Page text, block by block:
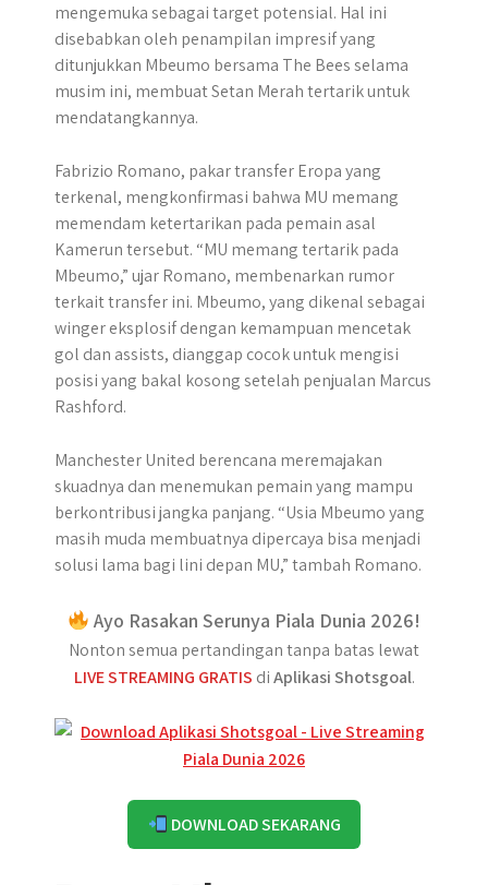
mengemuka sebagai target potensial. Hal ini
disebabkan oleh penampilan impresif yang
ditunjukkan Mbeumo bersama The Bees selama
musim ini, membuat Setan Merah tertarik untuk
mendatangkannya.
Fabrizio Romano, pakar transfer Eropa yang
terkenal, mengkonfirmasi bahwa MU memang
memendam ketertarikan pada pemain asal
Kamerun tersebut. “MU memang tertarik pada
Mbeumo,” ujar Romano, membenarkan rumor
terkait transfer ini. Mbeumo, yang dikenal sebagai
winger eksplosif dengan kemampuan mencetak
gol dan assists, dianggap cocok untuk mengisi
posisi yang bakal kosong setelah penjualan Marcus
Rashford.
Manchester United berencana meremajakan
skuadnya dan menemukan pemain yang mampu
berkontribusi jangka panjang. “Usia Mbeumo yang
masih muda membuatnya dipercaya bisa menjadi
solusi lama bagi lini depan MU,” tambah Romano.
Ayo Rasakan Serunya Piala Dunia 2026!
Nonton semua pertandingan tanpa batas lewat
LIVE STREAMING GRATIS diAplikasi Shotsgoal.
DOWNLOAD SEKARANG